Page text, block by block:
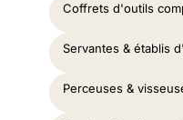
Coffrets d'outils
Servantes & établis
Perceuses &